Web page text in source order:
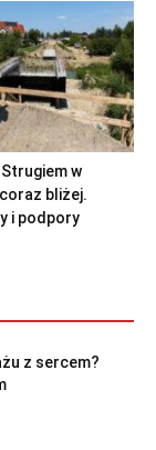
Strugiem w
bliżej.
i podpory
z sercem?